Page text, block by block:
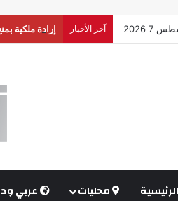
2026
آخر الأخبار إرادة ملكية
الرئيسية محليات عربي